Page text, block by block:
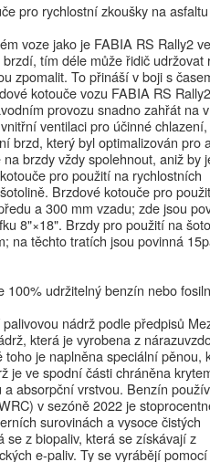
pro rychlostní zkoušky na
voze jako je FABIA RS Rally2
tím déle může řidič udržovat
zpomalit. To přináší v boji s
kotouče vozu FABIA RS
provozu snadno zahřát na
ventilaci pro účinné
brzd, který byl optimalizován pro
brzdy vždy spolehnout, aniž by
pro použití na rychlostních
Brzdové kotouče pro
a 300 mm vzadu; zde jsou
8"×18". Brzdy pro použití na
na těchto tratích jsou povinná
100% udržitelný benzín nebo
nádrž podle předpisů
která je vyrobena z
je naplněna speciální pěnou,
je ve spodní části chráněna
absorpční vrstvou. Benzín
v sezóně 2022 je
surovinách a vysoce čistých
se z biopaliv, která se získávají z
e-paliv. Ty se vyrábějí pomocí